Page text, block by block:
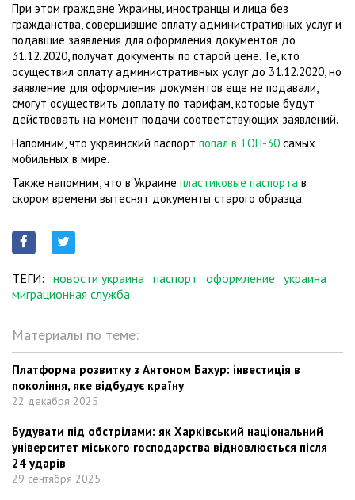
При этом граждане Украины, иностранцы и лица без
гражданства, совершившие оплату административных услуг и
подавшие заявления для оформления документов до
31.12.2020, получат документы по старой цене. Те, кто
осуществил оплату административных услуг до 31.12.2020, но
заявление для оформления документов еще не подавали,
смогут осуществить доплату по тарифам, которые будут
действовать на момент подачи соответствующих заявлений.
Напомним, что украинский паспорт попал в ТОП-30 самых
мобильных в мире.
Также напомним, что в Украине пластиковые паспорта в
скором времени вытеснят документы старого образца.
ТЕГИ: новости украина паспорт оформление украина
миграционная служба
Материалы по теме:
Платформа розвитку з Антоном Бахур: інвестиція в
покоління, яке відбудує країну
22 декабря 2025
Будувати під обстрілами: як Харківський національний
університет міського господарства відновлюється після
24 ударів
29 сентября 2025